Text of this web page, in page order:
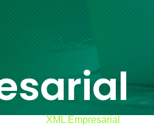
XML Empresarial